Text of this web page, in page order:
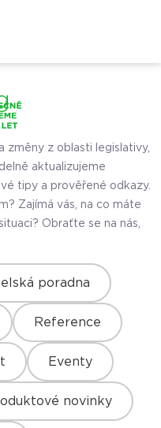
změny z oblasti legislativy,
aktualizujeme
tipy a prověřené odkazy.
Zajímá vás, na co máte
Obraťte se na nás,
poradna
Reference
Eventy
novinky